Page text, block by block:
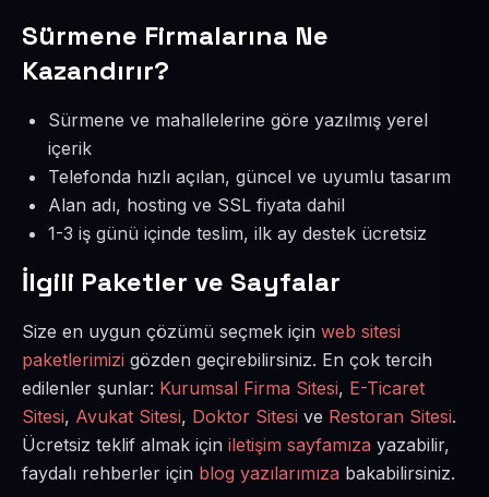
Sürmene Firmalarına Ne
Kazandırır?
Sürmene ve mahallelerine göre yazılmış yerel
içerik
Telefonda hızlı açılan, güncel ve uyumlu tasarım
Alan adı, hosting ve SSL fiyata dahil
1-3 iş günü içinde teslim, ilk ay destek ücretsiz
İlgili Paketler ve Sayfalar
Size en uygun çözümü seçmek için web sitesi
paketlerimizi gözden geçirebilirsiniz. En çok tercih
edilenler şunlar: Kurumsal Firma Sitesi, E-Ticaret
Sitesi, Avukat Sitesi, Doktor Sitesi ve Restoran Sitesi.
Ücretsiz teklif almak için iletişim sayfamıza yazabilir,
faydalı rehberler için blog yazılarımıza bakabilirsiniz.